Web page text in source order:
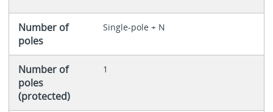
Number of
poles
Single-pole + N
Number of
poles
(protected)
1